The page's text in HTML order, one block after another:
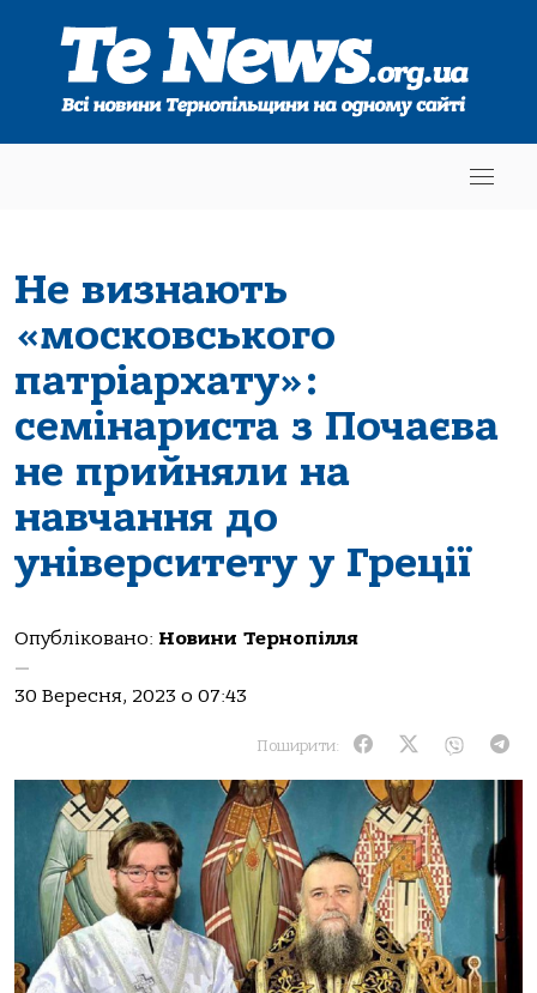
Не визнають
«московського
патріархату»:
семінариста з Почаєва
не прийняли на
навчання до
університету у Греції
Опубліковано: Новини Тернопілля
—
30 Вересня, 2023 о 07:43
Поширити: